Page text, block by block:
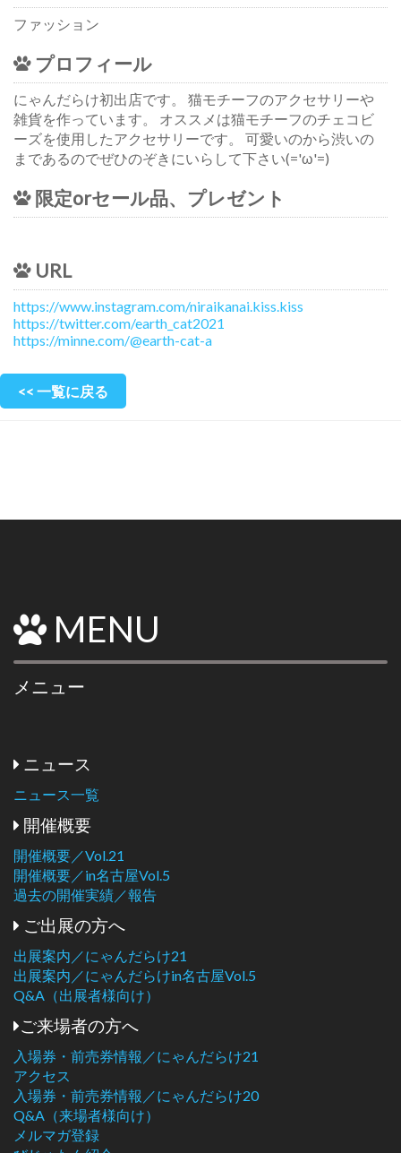
ファッション
プロフィール
にゃんだらけ初出店です。 猫モチーフのアクセサリーや
雑貨を作っています。 オススメは猫モチーフのチェコビ
ーズを使用したアクセサリーです。 可愛いのから渋いの
まであるのでぜひのぞきにいらして下さい(='ω'=)
限定orセール品、プレゼント
URL
https://www.instagram.com/niraikanai.kiss.kiss
https://twitter.com/earth_cat2021
https://minne.com/@earth-cat-a
<< 一覧に戻る
MENU
メニュー
ニュース
ニュース一覧
開催概要
開催概要／Vol.21
開催概要／in名古屋Vol.5
過去の開催実績／報告
ご出展の方へ
出展案内／にゃんだらけ21
出展案内／にゃんだらけin名古屋Vol.5
Q&A（出展者様向け）
ご来場者の方へ
入場券・前売券情報／にゃんだらけ21
アクセス
入場券・前売券情報／にゃんだらけ20
Q&A（来場者様向け）
メルマガ登録